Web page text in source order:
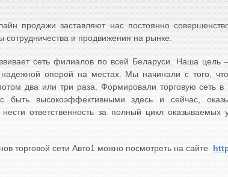
продажи заставляют нас постоянно
и продвижения на рынке.
сеть филиалов по всей Беларуси. Наша
опорой на местах. Мы начинали с того,
два или три раза. Формировали торговую сеть
быть высокоэффективными здесь и сейчас,
ответственность за полный цикл оказываемых
торговой сети Авто1 можно посмотреть на сайте